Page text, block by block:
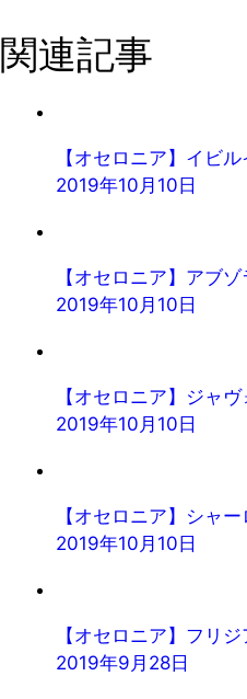
関連記事
【オセロニア】イビ
2019年10月10日
【オセロニア】アブ
2019年10月10日
【オセロニア】ジャ
2019年10月10日
【オセロニア】シャ
2019年10月10日
【オセロニア】フリ
2019年9月28日